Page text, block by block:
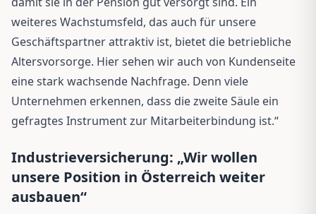
weiteres Wachstumsfeld, das auch für unsere
Geschäftspartner attraktiv ist, bietet die betriebliche
Altersvorsorge. Hier sehen wir auch von Kundenseite
eine stark wachsende Nachfrage. Denn viele
Unternehmen erkennen, dass die zweite Säule ein
gefragtes Instrument zur Mitarbeiterbindung ist.“
Industrieversicherung: „Wir wollen
unsere Position in Österreich weiter
ausbauen“